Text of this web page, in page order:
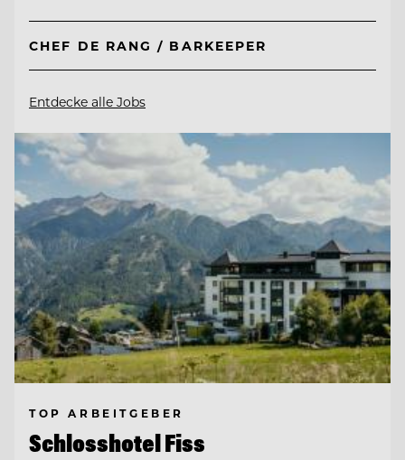
CHEF DE RANG / BARKEEPER
Entdecke alle Jobs
TOP ARBEITGEBER
Schlosshotel Fiss